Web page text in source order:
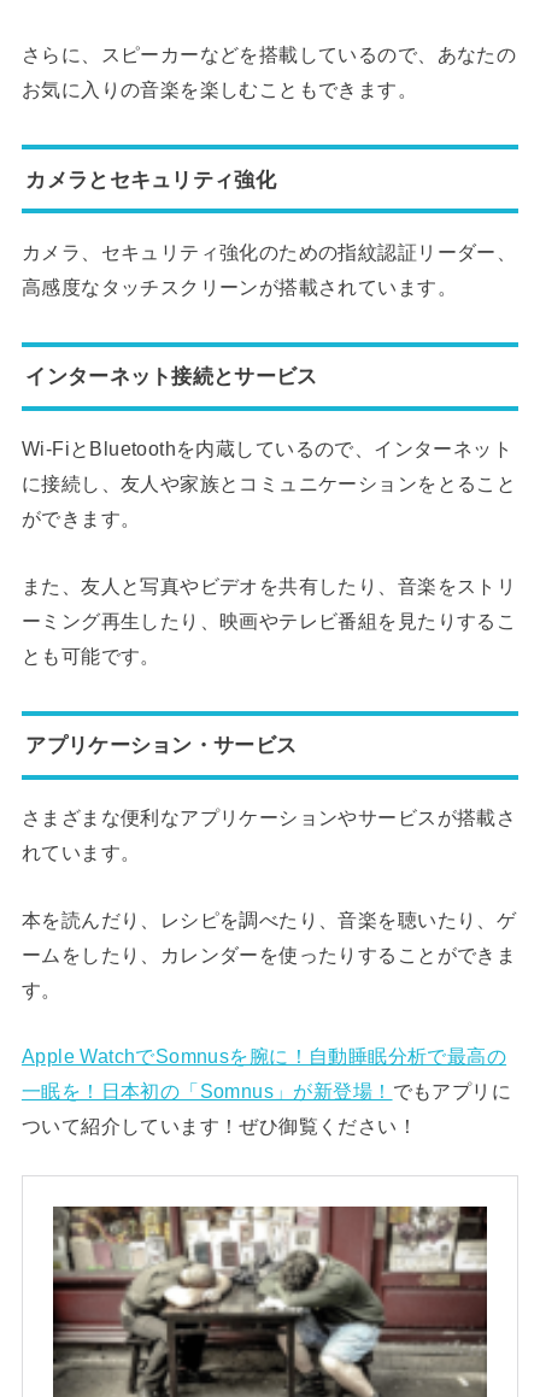
さらに、スピーカーなどを搭載しているので、あなたの
お気に入りの音楽を楽しむこともできます。
カメラとセキュリティ強化
カメラ、セキュリティ強化のための指紋認証リーダー、
高感度なタッチスクリーンが搭載されています。
インターネット接続とサービス
Wi-FiとBluetoothを内蔵しているので、インターネット
に接続し、友人や家族とコミュニケーションをとること
ができます。
また、友人と写真やビデオを共有したり、音楽をストリ
ーミング再生したり、映画やテレビ番組を見たりするこ
とも可能です。
アプリケーション・サービス
さまざまな便利なアプリケーションやサービスが搭載さ
れています。
本を読んだり、レシピを調べたり、音楽を聴いたり、ゲ
ームをしたり、カレンダーを使ったりすることができま
す。
Apple WatchでSomnusを腕に！自動睡眠分析で最高の
一眠を！日本初の「Somnus」が新登場！ でもアプリに
ついて紹介しています！ぜひ御覧ください！